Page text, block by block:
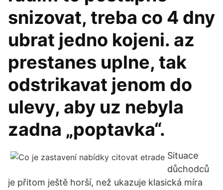
snizovat, treba co 4 dny
ubrat jedno kojeni. az
prestanes uplne, tak
odstrikavat jenom do
ulevy, aby uz nebyla
zadna „poptavka“.
Situace
důchodců
je přitom ještě horší, než ukazuje klasická míra